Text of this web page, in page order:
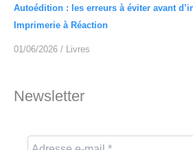
Autoédition : les erreurs à éviter avant
Imprimerie à Réaction
01/06/2026 / Livres
Newsletter